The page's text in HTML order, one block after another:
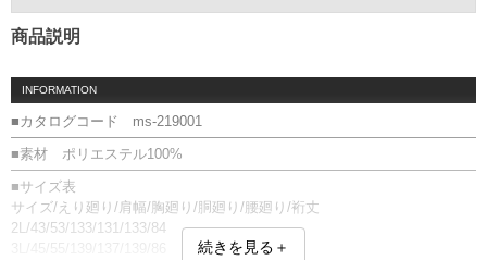
商品説明
INFORMATION
■カタログコード ms-219001
■素材 ポリエステル100%
■サイズ表
サイズ/えり廻り/肩幅/胸廻り/胴廻り/腰廻り/裄丈
2L/43/53/133/131/133/84
続きを見る＋